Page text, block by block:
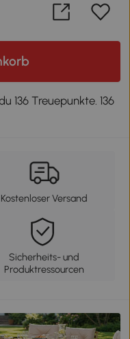
136 Treuepunkte. 136
Kostenloser Versand
Sicherheits- und
Produktressourcen